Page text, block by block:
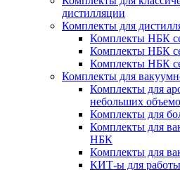
дистилляции
Комплекты для
Комплекты НБК
Комплекты НБК
Комплекты НБК
Комплекты для
Комплекты для
небольших
Комплекты для
Комплекты для
НБК
Комплекты для
КИТ-ы для